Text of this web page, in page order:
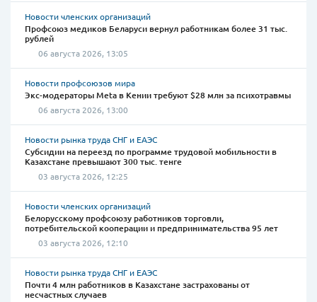
Новости членских организаций
Профсоюз медиков Беларуси вернул работникам более 31 тыс.
рублей
06 августа 2026, 13:05
Новости профсоюзов мира
Экс-модераторы Meta в Кении требуют $28 млн за психотравмы
06 августа 2026, 13:00
Новости рынка труда СНГ и ЕАЭС
Субсидии на переезд по программе трудовой мобильности в
Казахстане превышают 300 тыс. тенге
03 августа 2026, 12:25
Новости членских организаций
Белорусскому профсоюзу работников торговли,
потребительской кооперации и предпринимательства 95 лет
03 августа 2026, 12:10
Новости рынка труда СНГ и ЕАЭС
Почти 4 млн работников в Казахстане застрахованы от
несчастных случаев